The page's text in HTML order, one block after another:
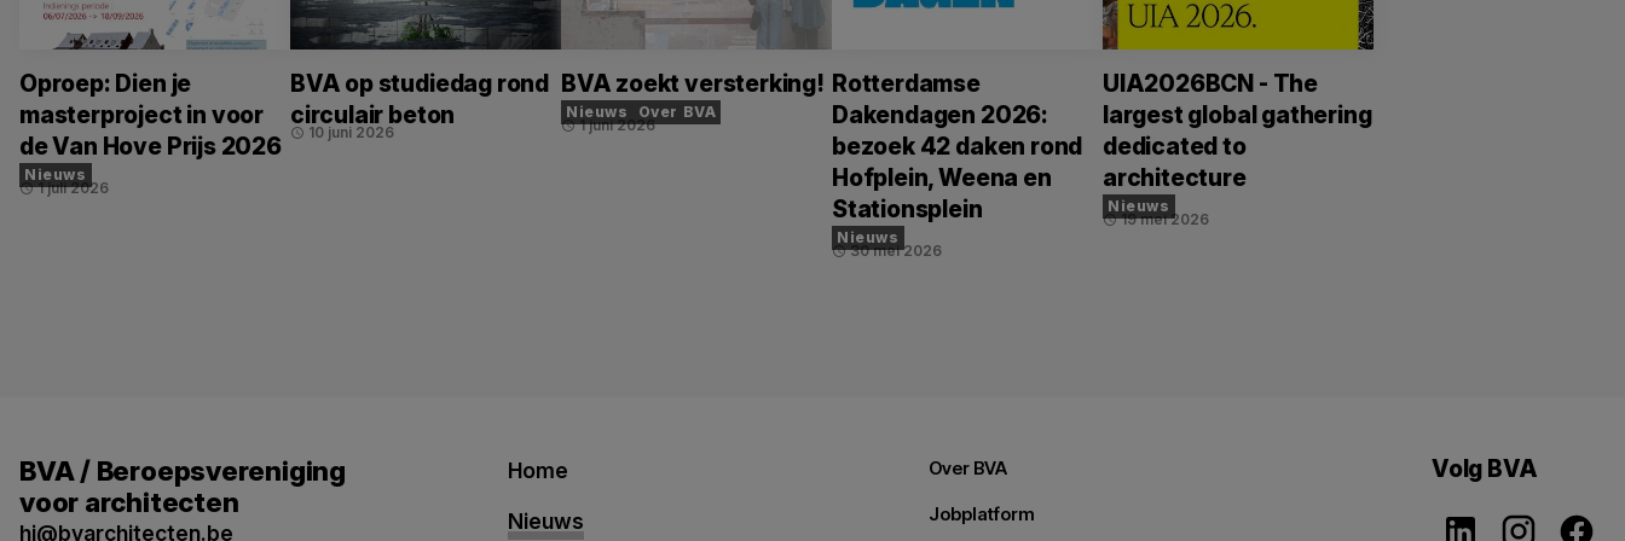
Oproep: Dien je
masterproject in voor
de Van Hove Prijs 2026
Nieuws
schedule1 juli 2026
BVA op studiedag rond
circulair beton
schedule 10 juni 2026
BVA zoekt versterking!
Nieuws Over BVA
schedule1 juni 2026
Rotterdamse
Dakendagen 2026:
bezoek 42 daken rond
Hofplein, Weena en
Stationsplein
Nieuws
schedule30 mei 2026
UIA2026BCN - The
largest global gathering
dedicated to
architecture
Nieuws
schedule19 mei 2026
BVA / Beroepsvereniging
voor architecten
hi@bvarchitecten.be
Home
Nieuws
Over BVA
Jobplatform
Volg BVA